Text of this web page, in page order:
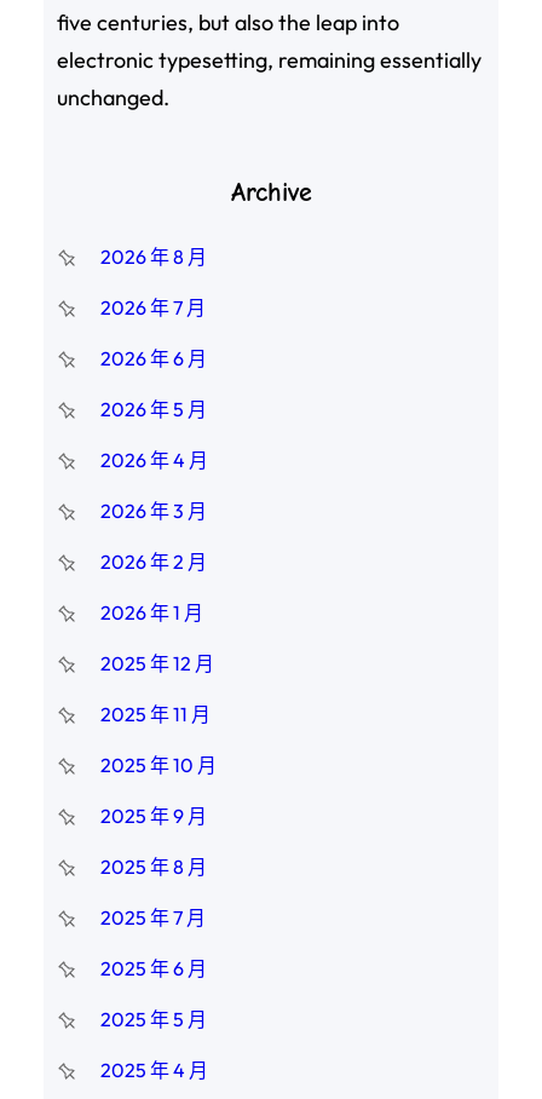
five centuries, but also the leap into
electronic typesetting, remaining essentially
unchanged.
Archive
2026 年 8 月
2026 年 7 月
2026 年 6 月
2026 年 5 月
2026 年 4 月
2026 年 3 月
2026 年 2 月
2026 年 1 月
2025 年 12 月
2025 年 11 月
2025 年 10 月
2025 年 9 月
2025 年 8 月
2025 年 7 月
2025 年 6 月
2025 年 5 月
2025 年 4 月